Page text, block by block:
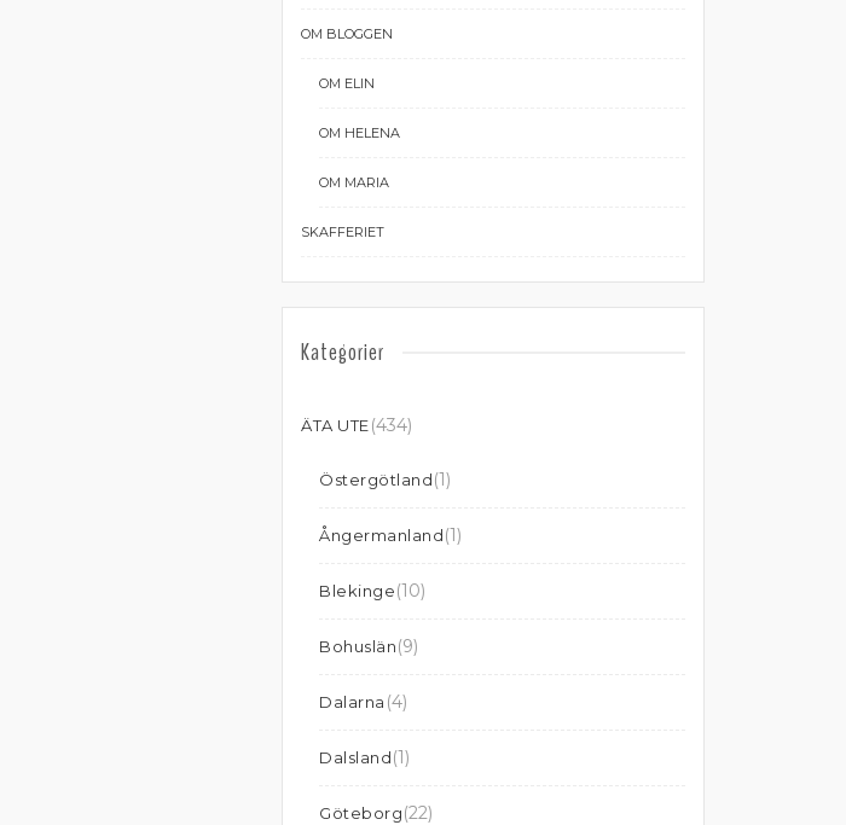
OM BLOGGEN
OM ELIN
OM HELENA
OM MARIA
SKAFFERIET
Kategorier
ÄTA UTE(434)
Östergötland(1)
Ångermanland(1)
Blekinge(10)
Bohuslän(9)
Dalarna (4)
Dalsland(1)
Göteborg(22)